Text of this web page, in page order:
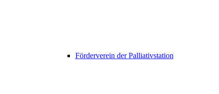
Förderverein der Palliativstation